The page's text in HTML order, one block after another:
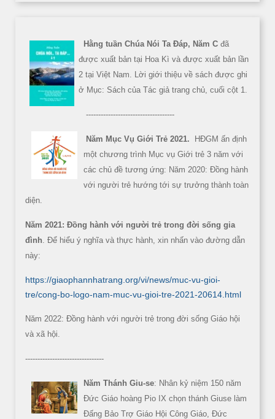
Hằng tuần Chúa Nói Ta Đáp, Năm C đã
được xuất bản tại Hoa Kì và được xuất bản lần
2 tại Việt Nam. Lời giới thiệu về sách được ghi
ở Mục: Sách của Tác giả trang chủ, cuối cột 1.
------------------------------------
Năm Mục Vụ Giới Trẻ 2021.
HĐGM ấn định
một chương trình Mục vụ Giới trẻ 3 năm với
các chủ đề tương ứng: Năm 2020: Đồng hành
với người trẻ hướng tới sự trưởng thành toàn
diện.
Năm 2021: Đồng hành với người trẻ trong đời sống gia
đình . Để hiểu ý nghĩa và thực hành, xin nhấn vào đường dẫn
này:
https://giaophannhatrang.org/vi/news/muc-vu-gioi-
tre/cong-bo-logo-nam-muc-vu-gioi-tre-2021-20614.html
Năm 2022: Đồng hành với người trẻ trong đời sống Giáo hội
và xã hội.
--------------------------------
Năm Thánh Giu-se: Nhân kỷ niệm 150 năm
Đức Giáo hoàng Pio IX chọn thánh Giuse làm
Đấng Bảo Trợ Giáo Hội Công Giáo, Đức